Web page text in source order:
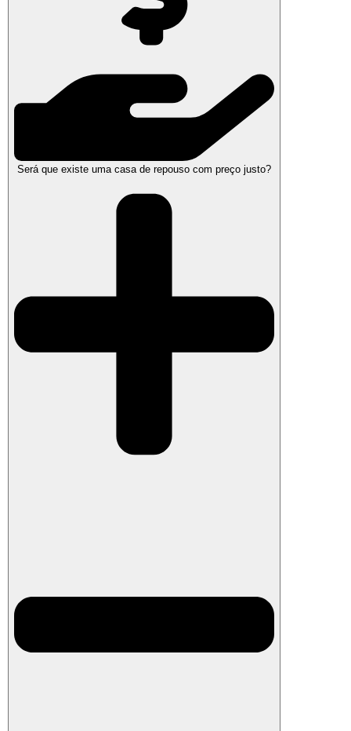
Será que existe uma casa de repouso com preço justo?